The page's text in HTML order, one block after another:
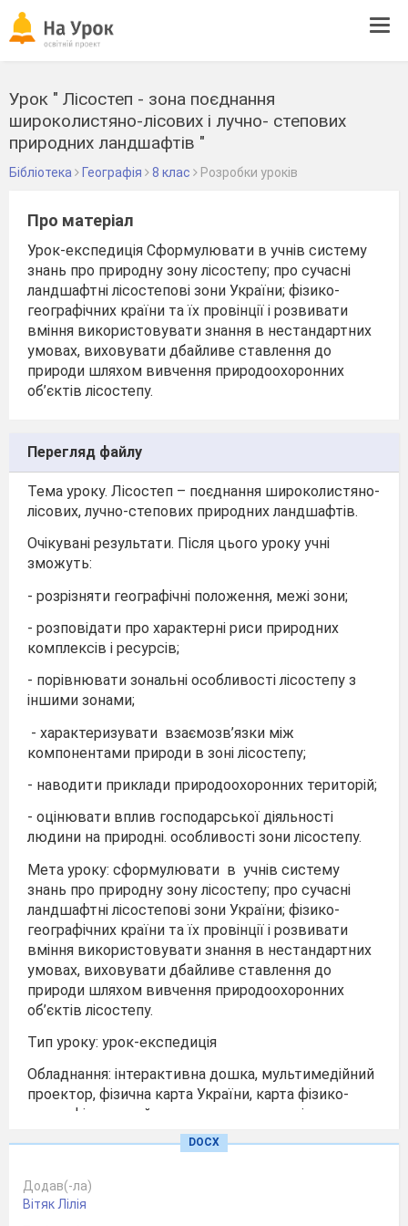
Урок " Лісостеп - зона поєднання
широколистяно-лісових і лучно- степових
природних ландшафтів "
Бібліотека Географія 8 клас Розробки уроків
Про матеріал
Урок-експедиція Сформулювати в учнів систему
знань про природну зону лісостепу; про сучасні
ландшафтні лісостепові зони України; фізико-
географічних країни та їх провінції і розвивати
вміння використовувати знання в нестандартних
умовах, виховувати дбайливе ставлення до
природи шляхом вивчення природоохоронних
об’єктів лісостепу.
Перегляд файлу
Тема уроку. Лісостеп – поєднання широколистяно-
лісових, лучно-степових природних ландшафтів.
Очікувані результати. Після цього уроку учні
зможуть:
- розрізняти географічні положення, межі зони;
- розповідати про характерні риси природних
комплексів і ресурсів;
- порівнювати зональні особливості лісостепу з
іншими зонами;
- характеризувати взаємозв’язки між
компонентами природи в зоні лісостепу;
- наводити приклади природоохоронних територій;
- оцінювати вплив господарської діяльності
людини на природні. особливості зони лісостепу.
Мета уроку: сформулювати в учнів систему
знань про природну зону лісостепу; про сучасні
ландшафтні лісостепові зони України; фізико-
географічних країни та їх провінції і розвивати
вміння використовувати знання в нестандартних
умовах, виховувати дбайливе ставлення до
природи шляхом вивчення природоохоронних
об’єктів лісостепу.
Тип уроку: урок-експедиція
Обладнання: інтерактивна дошка, мультимедійний
проектор, фізична карта України, карта фізико-
географічного районування, карта грунтів,
підручник географії, ілюстрації із зображенням
різних рівнів природної зони.
Підготовка експедиції до уроку:
DOCX
Додав(-ла)
Вітяк Лілія